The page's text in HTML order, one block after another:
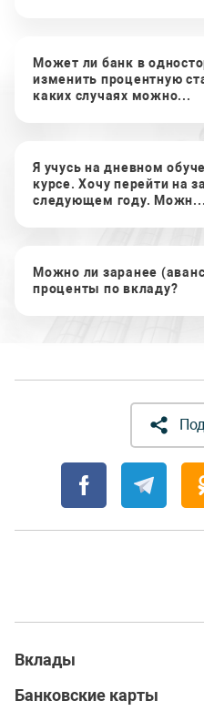
Может ли банк в
изменить процентную
каких случаях можно...
Я учусь на дневном
курсе. Хочу перейти на
следующем году. Можн...
Можно ли заранее
проценты по вкладу?
Вклады
Банковские карты